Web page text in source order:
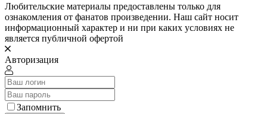
Любительские материалы предоставлены только для
ознакомления от фанатов произведении. Наш сайт носит
информационный характер и ни при каких условиях не
является публичной офертой
Авторизация
Запомнить